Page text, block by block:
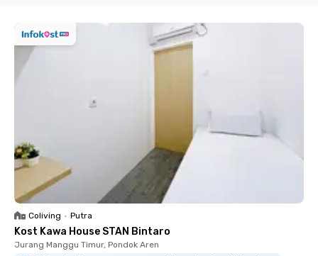
Coliving • Putra
Kost Kawa House STAN Bintaro
Jurang Manggu Timur, Pondok Aren